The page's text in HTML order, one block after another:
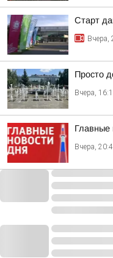
Старт
Вчера,
Просто
Вчера,
Главные
Вчера,